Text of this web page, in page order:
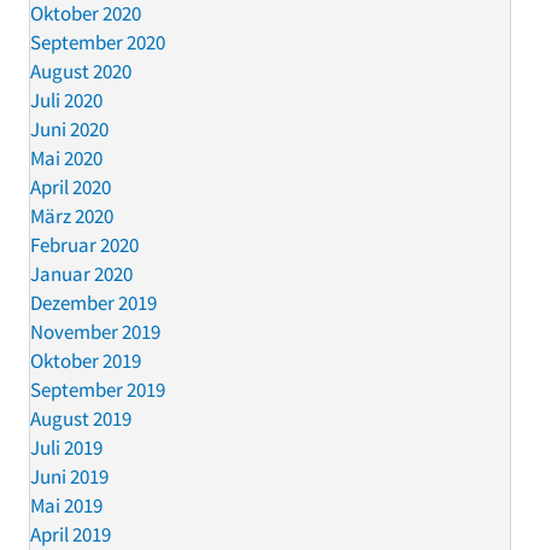
Oktober 2020
September 2020
August 2020
Juli 2020
Juni 2020
Mai 2020
April 2020
März 2020
Februar 2020
Januar 2020
Dezember 2019
November 2019
Oktober 2019
September 2019
August 2019
Juli 2019
Juni 2019
Mai 2019
April 2019